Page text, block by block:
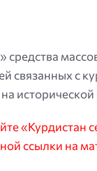
средства
связанных с
«Курдистан
ссылки на